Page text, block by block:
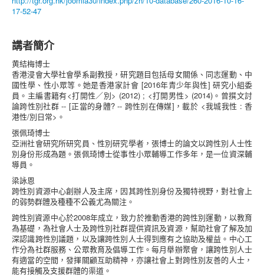
17-52-47
講者簡介
黄結梅博士
香港浸會大學社會學系副教授，研究題目包括母女關係、同志運動、中
國性學、性小眾等。她是香港家計會 [2016年青少年與性] 研究小組委
員。主編書籍有<打開性／別> (2012) ; <打開男性> (2014)。曾撰文討
論跨性別社群 -- [正當的身體? -- 跨性別在傳媒]，載於 <我城我性 : 香
港性/別日常>。
張佩琦博士
亞洲社會研究所研究員、性別研究學者，張博士的論文以跨性別人士性
別身份形成為題。張佩琦博士從事性小眾輔導工作多年，是一位資深輔
導員。
梁詠恩
跨性別資源中心創辦人及主席，因其跨性別身份及獨特視野，對社會上
的弱勢群體及種種不公義尤為關注。
跨性別資源中心於2008年成立，致力於推動香港的跨性別運動，以教育
為基礎，為社會人士及跨性別社群提供資訊及資源，幫助社會了解及加
深認識跨性別議題，以及讓跨性別人士得到應有之協助及權益。中心工
作分為社群服務、公眾教育及倡導工作。每月舉辦聚會，讓跨性別人士
有適當的空間，發揮關顧互助精神，亦讓社會上對跨性別友善的人士，
能有接觸及支援群體的渠道。